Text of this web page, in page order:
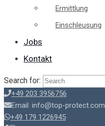
Ermittlung
Einschleusung
Jobs
Kontakt
Search for:
+49 203 3956756
Email: info@top-protect.com
+49 179 1226945